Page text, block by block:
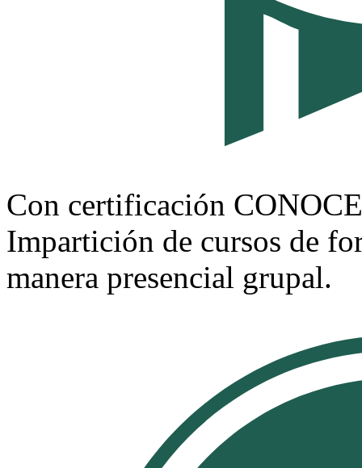
Con certificación
Impartición de cursos de
manera presencial grupal.